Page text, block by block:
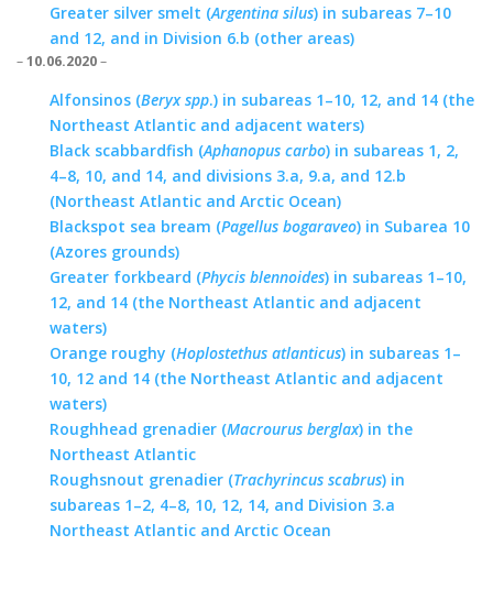
Greater silver smelt (Argentina silus) in subareas 7–10
and 12, and in Division 6.b (other areas)
–10.06.2020–
Alfonsinos (Beryx spp.) in subareas 1–10, 12, and 14 (the
Northeast Atlantic and adjacent waters)
Black scabbardfish (Aphanopus carbo) in subareas 1, 2,
4–8, 10, and 14, and divisions 3.a, 9.a, and 12.b
(Northeast Atlantic and Arctic Ocean)
Blackspot sea bream (Pagellus bogaraveo) in Subarea 10
(Azores grounds)
Greater forkbeard (Phycis blennoides) in subareas 1–10,
12, and 14 (the Northeast Atlantic and adjacent
waters)
Orange roughy (Hoplostethus atlanticus) in subareas 1–
10, 12 and 14 (the Northeast Atlantic and adjacent
waters)
Roughhead grenadier (Macrourus berglax) in the
Northeast Atlantic
Roughsnout grenadier (Trachyrincus scabrus) in
subareas 1–2, 4–8, 10, 12, 14, and Division 3.a
Northeast Atlantic and Arctic Ocean